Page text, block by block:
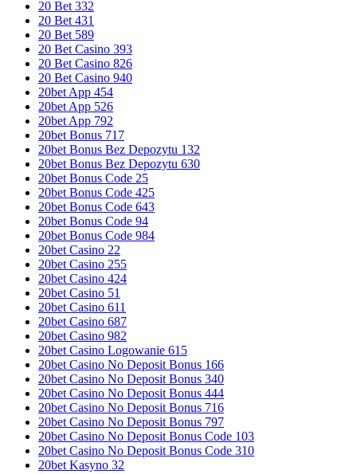
20 Bet 332
20 Bet 431
20 Bet 589
20 Bet Casino 393
20 Bet Casino 826
20 Bet Casino 940
20bet App 454
20bet App 526
20bet App 792
20bet Bonus 717
20bet Bonus Bez Depozytu 132
20bet Bonus Bez Depozytu 630
20bet Bonus Code 25
20bet Bonus Code 425
20bet Bonus Code 643
20bet Bonus Code 94
20bet Bonus Code 984
20bet Casino 22
20bet Casino 255
20bet Casino 424
20bet Casino 51
20bet Casino 611
20bet Casino 687
20bet Casino 982
20bet Casino Logowanie 615
20bet Casino No Deposit Bonus 166
20bet Casino No Deposit Bonus 340
20bet Casino No Deposit Bonus 444
20bet Casino No Deposit Bonus 716
20bet Casino No Deposit Bonus 797
20bet Casino No Deposit Bonus Code 103
20bet Casino No Deposit Bonus Code 310
20bet Kasyno 32